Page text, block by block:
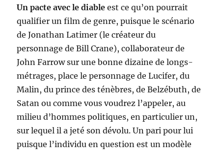
Un pacte avec le diable est ce qu’on pourrait
qualifier un film de genre, puisque le scénario
de Jonathan Latimer (le créateur du
personnage de Bill Crane), collaborateur de
John Farrow sur une bonne dizaine de longs-
métrages, place le personnage de Lucifer, du
Malin, du prince des ténèbres, de Belzébuth, de
Satan ou comme vous voudrez l’appeler, au
milieu d’hommes politiques, en particulier un,
sur lequel il a jeté son dévolu. Un pari pour lui
puisque l’individu en question est un modèle